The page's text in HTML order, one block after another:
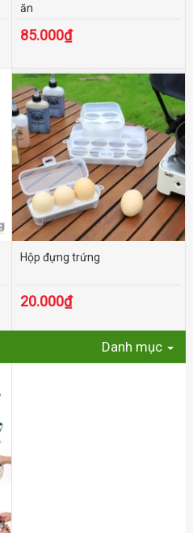
ăn
85.000₫
Hộp đựng trứng
20.000₫
Danh mục